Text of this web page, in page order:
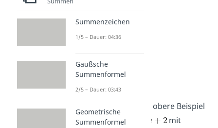
Beispiel
Betrachte hierfür das obere Beispiel
mit
Summenzeichen
1/5 – Dauer: 04:36
Gaußsche
Summenformel
2/5 – Dauer: 03:43
Geometrische
Summenformel